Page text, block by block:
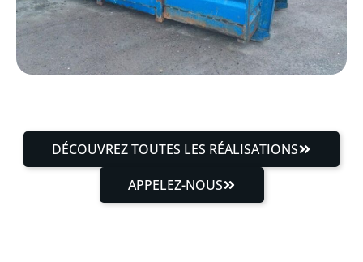
DÉCOUVREZ TOUTES LES RÉALISATIONS
APPELEZ-NOUS